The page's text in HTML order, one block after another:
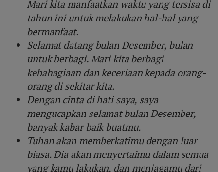
Mari kita manfaatkan waktu yang tersisa di
tahun ini untuk melakukan hal-hal yang
bermanfaat.
Selamat datang bulan Desember, bulan
untuk berbagi. Mari kita berbagi
kebahagiaan dan keceriaan kepada orang-
orang di sekitar kita.
Dengan cinta di hati saya, saya
mengucapkan selamat bulan Desember,
banyak kabar baik buatmu.
Tuhan akan memberkatimu dengan luar
biasa. Dia akan menyertaimu dalam semua
yang kamu lakukan, dan menjagamu dari